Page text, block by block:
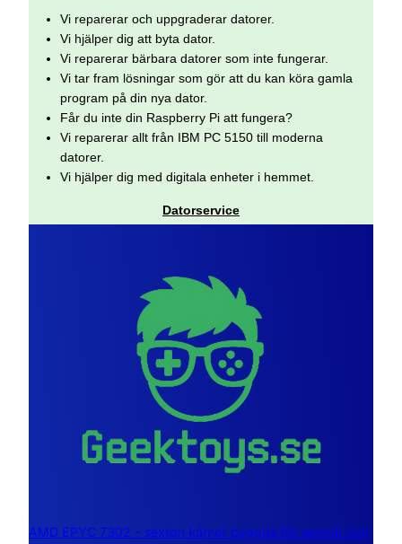
Vi reparerar och uppgraderar datorer.
Vi hjälper dig att byta dator.
Vi reparerar bärbara datorer som inte fungerar.
Vi tar fram lösningar som gör att du kan köra gamla
program på din nya dator.
Får du inte din Raspberry Pi att fungera?
Vi reparerar allt från IBM PC 5150 till moderna
datorer.
Vi hjälper dig med digitala enheter i hemmet.
Datorservice
AMD EPYC 7302 – sexton kärnor byggda för servrar och